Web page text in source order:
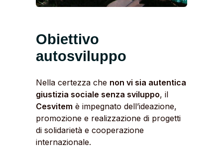
Obiettivo
autosviluppo
Nella certezza che non vi sia autentica
giustizia sociale senza sviluppo, il
Cesvitem è impegnato dell’ideazione,
promozione e realizzazione di progetti
di solidarietà e cooperazione
internazionale.